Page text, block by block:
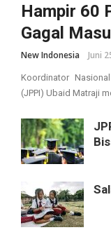
Hampir 60
Gagal
New Indonesia Juni
Koordinator
(JPPI) Ubaid Matraji